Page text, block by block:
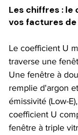
Les chiffres : le
vos factures
Le coefficient U
traverse une
Une fenêtre à
remplie d'argon
émissivité (Low-
coefficient U
fenêtre à triple